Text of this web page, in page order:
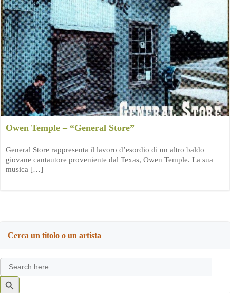
Owen Temple – “General Store”
General Store rappresenta il lavoro d’esordio di un altro baldo
giovane cantautore proveniente dal Texas, Owen Temple. La sua
musica […]
Cerca un titolo o un artista
Search
for:
Search
Button